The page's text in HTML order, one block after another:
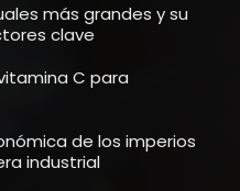
más grandes y su
clave
C para
de los imperios
industrial